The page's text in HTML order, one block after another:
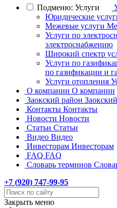
Подменю: Услуги
Юридические
Межевые услуги
Услуги по
электроснабжению
Широкий спектр
Услуги по
по газификации и
Услуги отопления
О компании О компании
Заокский район
Контакты Контакты
Новости Новости
Статьи Статьи
Видео Видео
Инвесторам Инвесторам
FAQ FAQ
Словарь терминов
+7 (920) 747-99-95
Закрыть меню